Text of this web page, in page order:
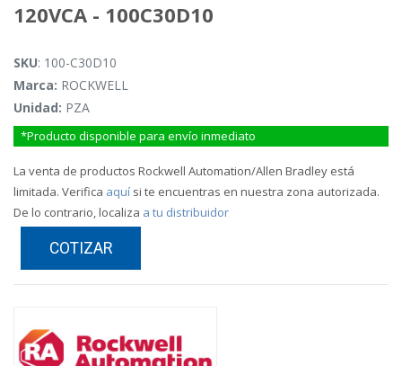
120VCA - 100C30D10
SKU: 100-C30D10
Marca: ROCKWELL
Unidad: PZA
*Producto disponible para envío inmediato
La venta de productos Rockwell Automation/Allen Bradley está
limitada. Verifica aquí si te encuentras en nuestra zona autorizada.
De lo contrario, localiza a tu distribuidor
COTIZAR